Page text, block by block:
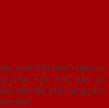
vượt trội hơn nhiều so
khác. Cho thời gian sử
bền tốt. Khả năng cách
hảo